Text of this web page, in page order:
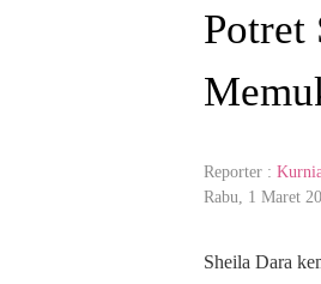
Potret
Reporter :
Rabu, 1 Maret
Sheila Dara